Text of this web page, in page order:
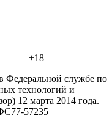
+18
Федеральной службе по
технологий и
12 марта 2014 года.
57235